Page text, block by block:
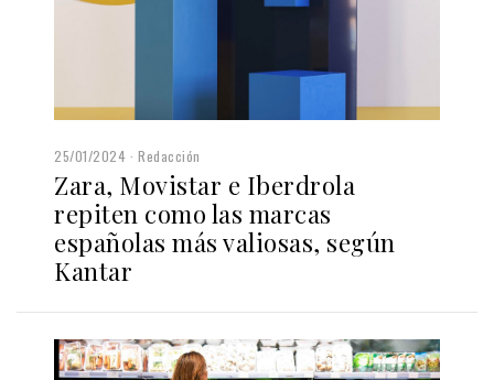
25/01/2024 Redacción
Zara, Movistar e Iberdrola
repiten como las marcas
españolas más valiosas, según
Kantar